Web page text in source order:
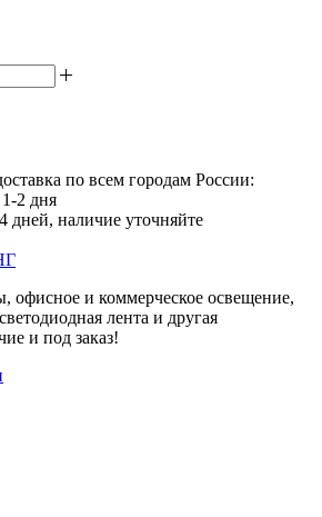
по всем городам России:
2 дня
наличие уточняйте
офисное и коммерческое освещение,
лента и другая
и под заказ!